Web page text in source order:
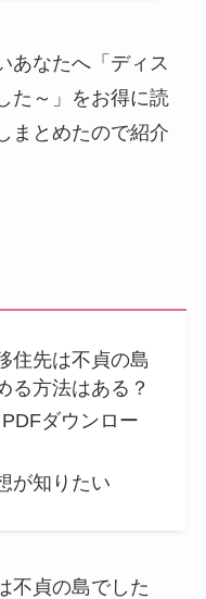
あなたへ「ディス
た～」をお得に読
まとめたので紹介
住先は不貞の島
る方法はある？
ダウンロー
が知りたい
不貞の島でした